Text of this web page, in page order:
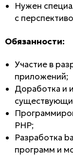
Нужен
с
Обязанности:
Участие в
приложений;
Доработка и
PHP;
Разработка
программ и